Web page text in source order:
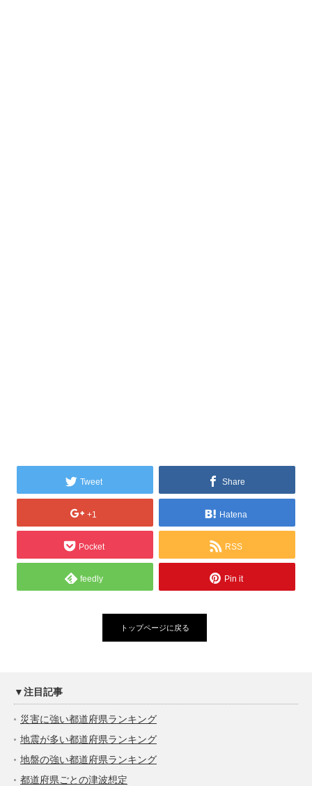
Tweet Share
+1 Hatena
Pocket RSS
feedly Pin it
トップページに戻る
▼注目記事
災害に強い都道府県ランキング
地震が多い都道府県ランキング
地盤の強い都道府県ランキング
都道府県ごとの津波想定